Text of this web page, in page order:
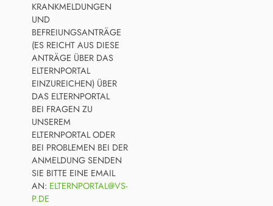
KRANKMELDUNGEN
UND
BEFREIUNGSANTRÄGE
(ES REICHT AUS DIESE
ANTRÄGE ÜBER DAS
ELTERNPORTAL
EINZUREICHEN) ÜBER
DAS ELTERNPORTAL
BEI FRAGEN ZU
UNSEREM
ELTERNPORTAL ODER
BEI PROBLEMEN BEI DER
ANMELDUNG SENDEN
SIE BITTE EINE EMAIL
AN: ELTERNPORTAL@VS-
P.DE